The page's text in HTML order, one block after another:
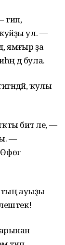
тип,
ул. —
ямғыр ҙа
дә була.
ҡулы
бит әле, —
—
ауыҙы